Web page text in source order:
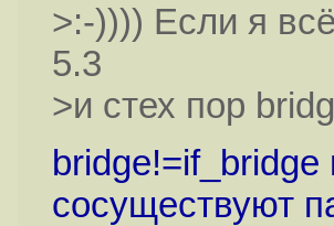
>:-)))) Если я
5.3
>и стех пор
bridge!=if_bridge
сосуществуют